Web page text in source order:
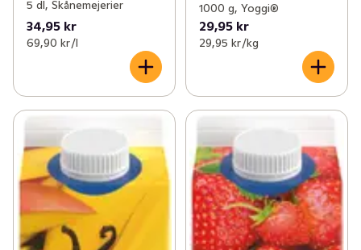
5 dl, Skånemejerier
34,95 kr
69,90 kr /l
1000 g, Yoggi®
29,95 kr
29,95 kr /kg